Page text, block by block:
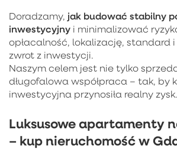
Doradzamy, jak budować stabilny
inwestycyjny i minimalizować
opłacalność, lokalizację, standard
zwrot z inwestycji.
Naszym celem jest nie tylko
długofalowa współpraca – tak, by
inwestycyjna przynosiła realny zysk.
Luksusowe apartamenty
– kup nieruchomość w